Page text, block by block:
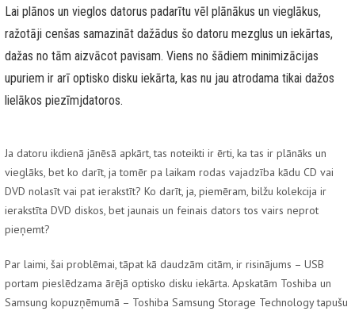
Lai plānos un vieglos datorus padarītu vēl plānākus un vieglākus,
ražotāji cenšas samazināt dažādus šo datoru mezglus un iekārtas,
dažas no tām aizvācot pavisam. Viens no šādiem minimizācijas
upuriem ir arī optisko disku iekārta, kas nu jau atrodama tikai dažos
lielākos piezīmjdatoros.
Ja datoru ikdienā jānēsā apkārt, tas noteikti ir ērti, ka tas ir plānāks un
vieglāks, bet ko darīt, ja tomēr pa laikam rodas vajadzība kādu CD vai
DVD nolasīt vai pat ierakstīt? Ko darīt, ja, piemēram, bilžu kolekcija ir
ierakstīta DVD diskos, bet jaunais un feinais dators tos vairs neprot
pieņemt?
Par laimi, šai problēmai, tāpat kā daudzām citām, ir risinājums – USB
portam pieslēdzama ārējā optisko disku iekārta. Apskatām Toshiba un
Samsung kopuzņēmumā – Toshiba Samsung Storage Technology tapušu